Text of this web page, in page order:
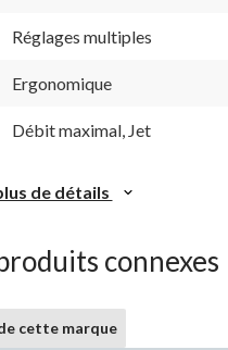
Réglages multiples
Ergonomique
Débit maximal, Jet
de détails
connexes
cette marque